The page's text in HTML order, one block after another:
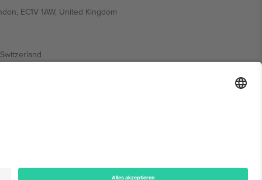
EC1V 1AW, United Kingdom